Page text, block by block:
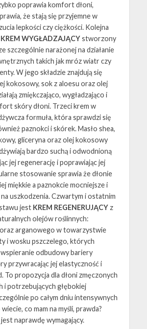
poprawia komfort dłoni,
że stają się przyjemne w
lepkości czy ciężkości. Kolejna
KREM WYGŁADZAJĄCYstworzony
szczególnie narażonej na działanie
takich jak mróz wiatr czy
W jego składzie znajdują się
kokosowy, sok z aloesu oraz olej
zmiękczająco, wygładzająco i
skóry dłoni. Trzeci krem w
formuła, która sprawdzi się
paznokci i skórek. Masło shea,
gliceryna oraz olej kokosowy
bardzo suchą i odwodnioną
jej regenerację i poprawiając jej
stosowanie sprawia że dłonie
miękkie a paznokcie mocniejsze i
uszkodzenia. Czwartym i ostatnim
jest KREM REGENERUJĄCYz
olejów roślinnych:
arganowego w towarzystwie
i wosku pszczelego, których
odbudowy bariery
przywracając jej elastyczność i
To propozycja dla dłoni zmęczonych
i potrzebujących głębokiej
po całym dniu intensywnych
co mam na myśli, prawda?
naprawdę wymagający.